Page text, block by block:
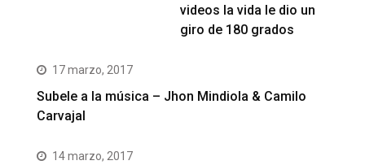
videos la vida le dio un
giro de 180 grados
17 marzo, 2017
Subele a la música – Jhon Mindiola & Camilo
Carvajal
14 marzo, 2017